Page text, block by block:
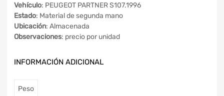
Vehículo: PEUGEOT PARTNER S107.1996
Estado: Material de segunda mano
Ubicación: Almacenada
Observaciones: precio por unidad
INFORMACIÓN ADICIONAL
Peso